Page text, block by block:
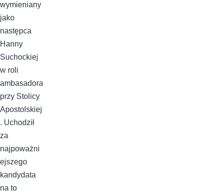
wymieniany
jako
następca
Hanny
Suchockiej
w roli
ambasadora
przy Stolicy
Apostolskiej
. Uchodził
za
najpoważni
ejszego
kandydata
na to